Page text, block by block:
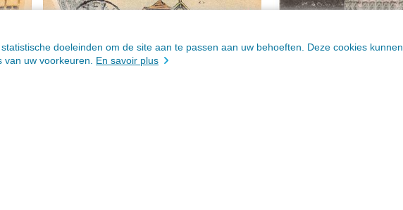
doeleinden om de site aan te passen aan uw behoeften. Deze cookies kunnen
uw voorkeuren. En savoir plus